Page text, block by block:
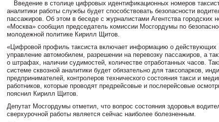
Введение в столице цифровых идентификационных номеров
аналитики работы службы будет способствовать безопасности
пассажиров. Об этом в беседе с журналистами Агентства городских
«Москва» сообщил председатель комиссии Мосгордумы по
молодежной политике Кирилл Щитов.
«Цифровой профиль таксиста включает информацию о действующих
управление автомобилем, разрешении на перевозку пассажиров, а
о штрафах, наличии судимостей, количестве отработанных часов.
системе сквозной аналитики будет обязательно для таксопарков,
предпринимателей, контролеров технического состояния такси и
работников, которые проводят предрейсовые и послерейсовые
пояснил Кирилл Щитов.
Депутат Мосгордумы отметил, что вопрос состояния здоровья
сверхурочной работы является сейчас наиболее болезненным.